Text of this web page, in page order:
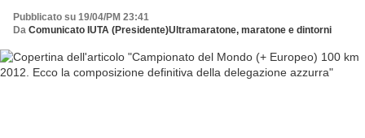
Pubblicato su 19/04/PM 23:41
Da Comunicato IUTA (Presidente)Ultramaratone, maratone e dintorni